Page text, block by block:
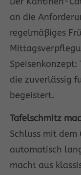
an die
regelmäßiges
die zuverlässig
begeistert.
Tafelschmitz
Schluss mit dem
automatisch
macht aus